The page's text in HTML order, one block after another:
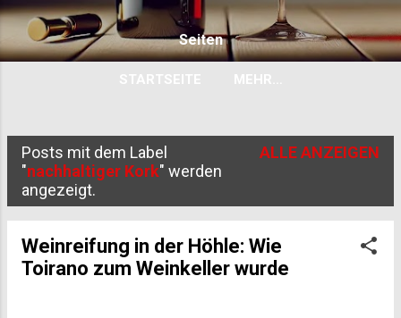
Seiten
STARTSEITE MEHR…
P
o
s
Posts mit dem Label
"nachhaltiger Kork" werden
angezeigt.
ALLE ANZEIGEN
Weinreifung in der Höhle: Wie
Toirano zum Weinkeller wurde